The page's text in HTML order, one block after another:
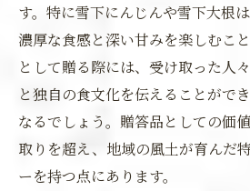
す。特に雪下にんじんや雪下大根
濃厚な食感と深い甘みを楽しむこ
として贈る際には、受け取った人
と独自の食文化を伝えることがで
なるでしょう。贈答品としての価
取りを超え、地域の風土が育んだ
ーを持つ点にあります。